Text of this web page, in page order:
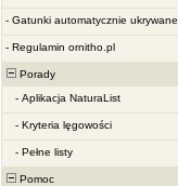
- Gatunki automatycznie ukrywane
- Regulamin ornitho.pl
Porady
- Aplikacja NaturaList
- Kryteria lęgowości
- Pełne listy
Pomoc